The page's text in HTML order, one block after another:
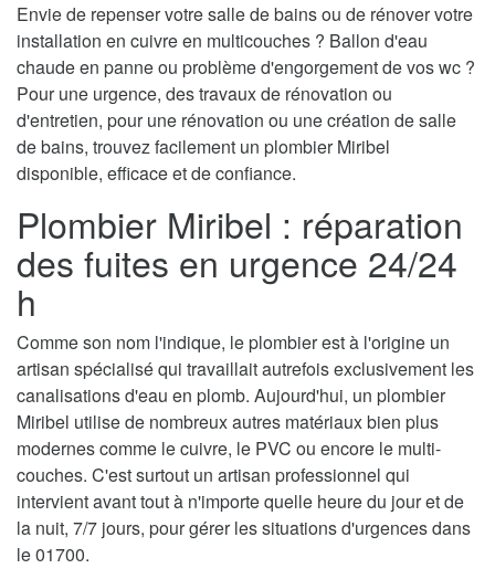
Envie de repenser votre salle de bains ou de rénover votre
installation en cuivre en multicouches ? Ballon d'eau
chaude en panne ou problème d'engorgement de vos wc ?
Pour une urgence, des travaux de rénovation ou
d'entretien, pour une rénovation ou une création de salle
de bains, trouvez facilement un plombier Miribel
disponible, efficace et de confiance.
Plombier Miribel : réparation
des fuites en urgence 24/24
h
Comme son nom l'indique, le plombier est à l'origine un
artisan spécialisé qui travaillait autrefois exclusivement les
canalisations d'eau en plomb. Aujourd'hui, un plombier
Miribel utilise de nombreux autres matériaux bien plus
modernes comme le cuivre, le PVC ou encore le multi-
couches. C'est surtout un artisan professionnel qui
intervient avant tout à n'importe quelle heure du jour et de
la nuit, 7/7 jours, pour gérer les situations d'urgences dans
le 01700.